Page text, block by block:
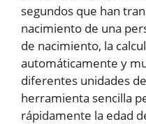
segundos que han
nacimiento de una
de nacimiento, la
automáticamente y
diferentes unidades
herramienta sencilla
rápidamente la edad